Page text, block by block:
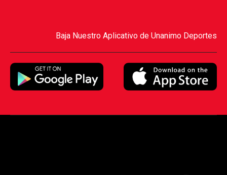
Baja Nuestro Aplicativo de Unanimo Deportes